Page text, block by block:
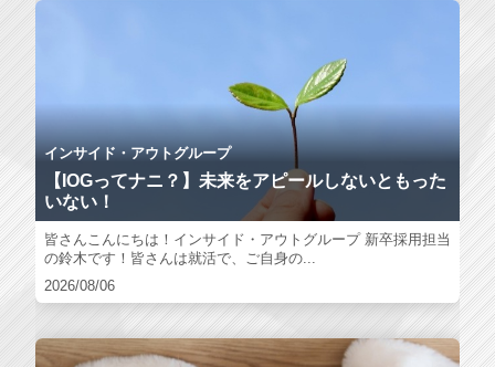
インサイド・アウトグループ
【IOGってナニ？】未来をアピールしないともった
いない！
皆さんこんにちは！インサイド・アウトグループ 新卒採用担当
の鈴木です！皆さんは就活で、ご自身の...
2026/08/06